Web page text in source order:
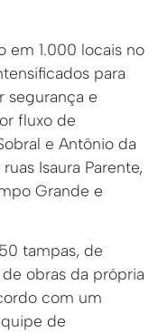
em 1.000 locais no
para
segurança e
fluxo de
e Antônio da
Isaura Parente,
Grande e
tampas, de
obras da própria
com um
de